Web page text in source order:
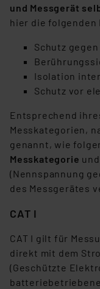
und Messgerät
hier die folgenden
Schutz
Isolation
Schutz vor
Entsprechend
Messkategorien,
genannt, wie
Messkategorie
(Nennspannung
des Messgerätes
CAT I
CAT I gilt für
direkt mit dem
(Geschützte